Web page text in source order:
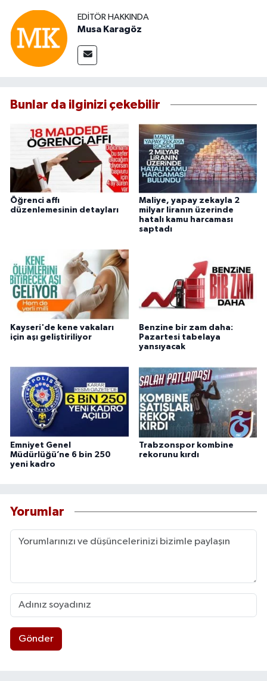
EDITÖR HAKKINDA
Musa Karagöz
Bunlar da ilginizi çekebilir
Öğrenci affı
düzenlemesinin detayları
Maliye, yapay zekayla 2
milyar liranın üzerinde
hatalı kamu harcaması
saptadı
Kayseri'de kene vakaları
için aşı geliştiriliyor
Benzine bir zam daha:
Pazartesi tabelaya
yansıyacak
Emniyet Genel
Müdürlüğü’ne 6 bin 250
yeni kadro
Trabzonspor kombine
rekorunu kırdı
Yorumlar
Gönder